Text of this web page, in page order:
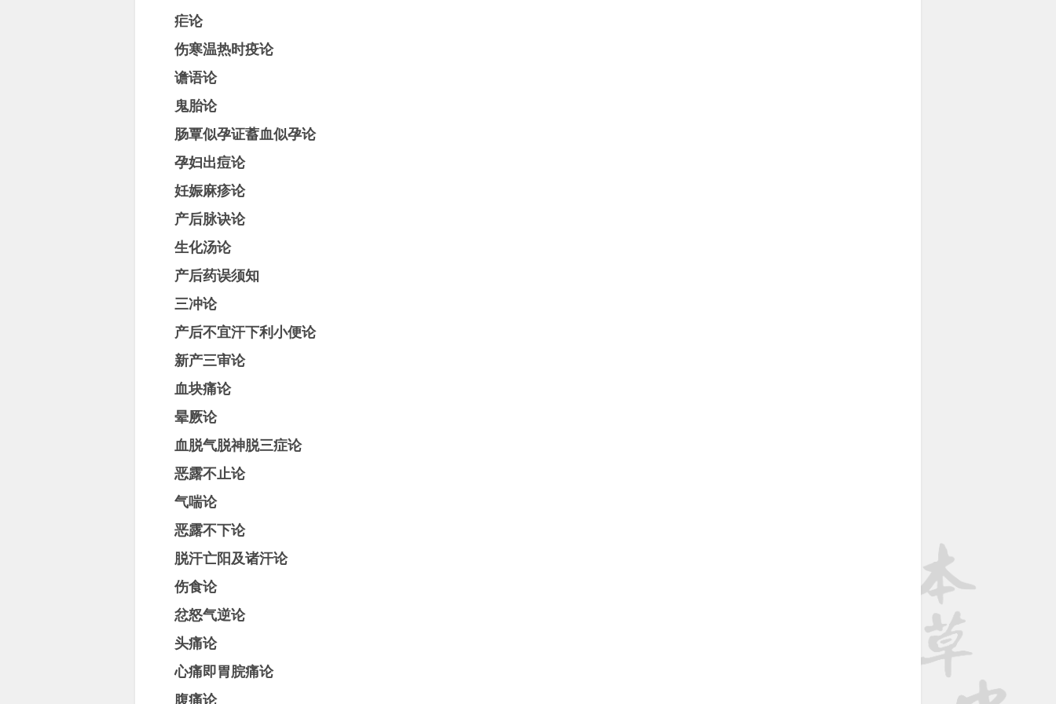
疟论
伤寒温热时疫论
谵语论
鬼胎论
肠覃似孕证蓄血似孕论
孕妇出痘论
妊娠麻疹论
产后脉诀论
生化汤论
产后药误须知
三冲论
产后不宜汗下利小便论
新产三审论
血块痛论
晕厥论
血脱气脱神脱三症论
恶露不止论
气喘论
恶露不下论
脱汗亡阳及诸汗论
伤食论
忿怒气逆论
头痛论
心痛即胃脘痛论
腹痛论